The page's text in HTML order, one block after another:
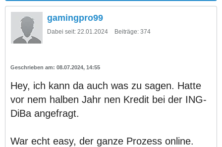
gamingpro99
Dabei seit: 22.01.2024 Beiträge: 374
08.07.2024, 14:55
Hey, ich kann da auch was zu sagen. Hatte
vor nem halben Jahr nen Kredit bei der ING-
DiBa angefragt.
War echt easy, der ganze Prozess online.